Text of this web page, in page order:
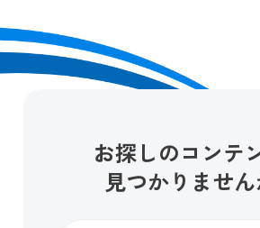
お探しのコンテ
見つかりません